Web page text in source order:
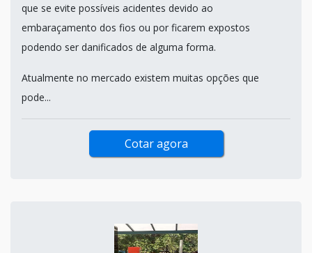
que se evite possíveis acidentes devido ao
embaraçamento dos fios ou por ficarem expostos
podendo ser danificados de alguma forma.
Atualmente no mercado existem muitas opções que
pode...
Cotar agora